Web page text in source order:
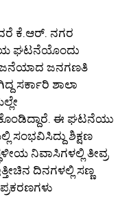
ಕೆ.ಆರ್. ನಗರ
ಘಟನೆಯೊಂದು
ಜನಗಣತಿ
ಸರ್ಕಾರಿ ಶಾಲಾ
ಈ ಘಟನೆಯು
ಸಂಭವಿಸಿದ್ದು ಶಿಕ್ಷಣ
ನಿವಾಸಿಗಳಲ್ಲಿ ತೀವ್ರ
ದಿನಗಳಲ್ಲಿ ಸಣ್ಣ